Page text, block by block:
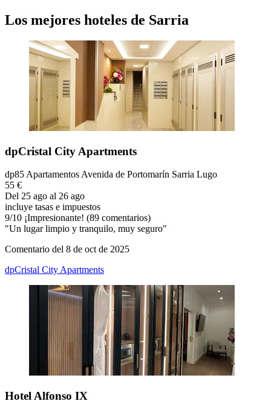
Los mejores hoteles de Sarria
dpCristal City Apartments
dp85 Apartamentos Avenida de Portomarín Sarria Lugo
55 €
Del 25 ago al 26 ago
incluye tasas e impuestos
9/10 ¡Impresionante! (89 comentarios)
"Un lugar limpio y tranquilo, muy seguro"
Comentario del 8 de oct de 2025
dpCristal City Apartments
Hotel Alfonso IX